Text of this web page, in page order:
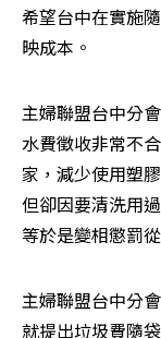
希望台中在實施
映成本。
主婦聯盟台中分
水費徵收非常不
家，減少使用塑
但卻因要清洗用
等於是變相懲罰
主婦聯盟台中分
就提出垃圾費隨